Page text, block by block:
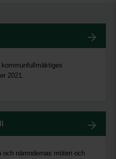
2021.
och nämndernas möten och